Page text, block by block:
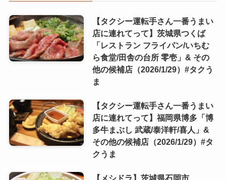
【タクシー運転手さん一番うまい
店に連れてって】茨城県つくば
「レストラン フライパン/いちむ
ら食堂/田舎の台所 零壱」& その
他の候補店（2026/1/29）#タクう
ま
【タクシー運転手さん一番うまい
店に連れてって】福岡県博多「博
多牛まぶし 武蔵/泰洋軒/喜人」&
その他の候補店（2026/1/29）#タ
クうま
【メシドラ】茨城県石岡市